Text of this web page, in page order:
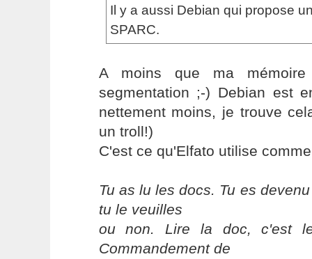
Il y a aussi Debian qui propose
SPARC.
A moins que ma
segmentation ;-) Debian est
nettement moins, je trouve
un troll!)
C'est ce qu'Elfato utilise
Tu as lu les docs. Tu es
tu le veuilles
ou non. Lire la doc, c'est
Commandement de